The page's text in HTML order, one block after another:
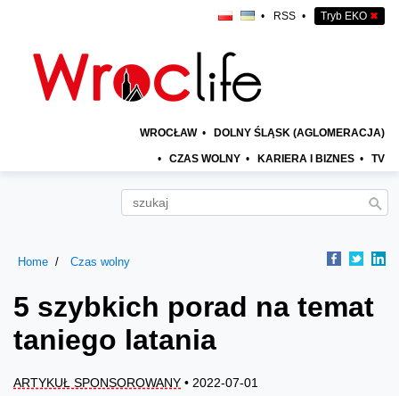
• RSS • Tryb EKO ✖
WROCŁAW • DOLNY ŚLĄSK (AGLOMERACJA)
• CZAS WOLNY • KARIERA I BIZNES • TV
Home Czas wolny
5 szybkich porad na temat
taniego latania
ARTYKUŁ SPONSOROWANY • 2022-07-01